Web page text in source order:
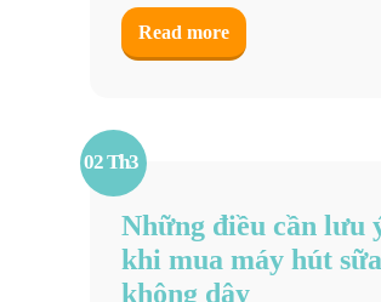
Read more
02 Th3
Những điều cần lưu
khi mua máy hút sữa
không dây